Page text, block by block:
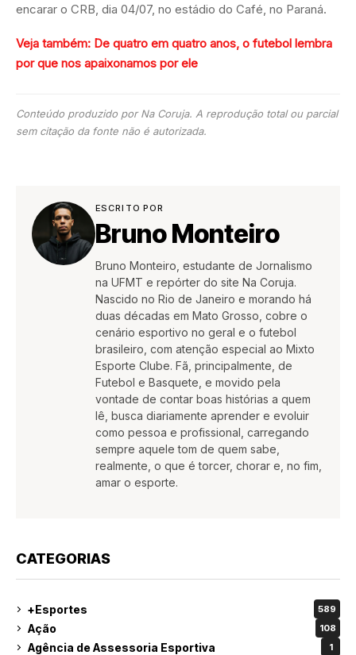
encarar o CRB, dia 04/07, no estádio do Café, no Paraná.
Veja também: De quatro em quatro anos, o futebol lembra
por que nos apaixonamos por ele
Conteúdo produzido por Na Coruja. A reprodução total ou parcial
sem citação da fonte não é autorizada.
ESCRITO POR
Bruno Monteiro
Bruno Monteiro, estudante de Jornalismo
na UFMT e repórter do site Na Coruja.
Nascido no Rio de Janeiro e morando há
duas décadas em Mato Grosso, cobre o
cenário esportivo no geral e o futebol
brasileiro, com atenção especial ao Mixto
Esporte Clube. Fã, principalmente, de
Futebol e Basquete, e movido pela
vontade de contar boas histórias a quem
lê, busca diariamente aprender e evoluir
como pessoa e profissional, carregando
sempre aquele tom de quem sabe,
realmente, o que é torcer, chorar e, no fim,
amar o esporte.
CATEGORIAS
+Esportes 589
Ação 108
Agência de Assessoria Esportiva 1